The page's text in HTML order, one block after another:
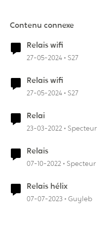
Contenu connexe
Relais wifi
27-05-2024 S27
Relais wifi
27-05-2024 S27
Relai
23-03-2022 Specteur
Relais
07-10-2022 Specteur
Relais hélix
07-07-2023 Guyleb